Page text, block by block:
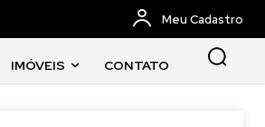
Meu Cadastro
IMÓVEIS CONTATO